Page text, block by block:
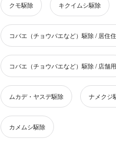
クモ駆除 キクイムシ駆除
コバエ（チョウバエなど）駆除 / 居住
コバエ（チョウバエなど）駆除 / 店舗用
ムカデ・ヤスデ駆除 ナメクジ
カメムシ駆除